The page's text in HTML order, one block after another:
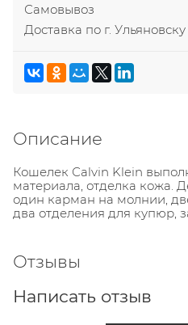
Самовывоз
Доставка по г. Ульяновску
Описание
Кошелек Сalvin Klein
материала, отделка кожа.
один карман на молнии,
два отделения для купюр,
Отзывы
Написать отзыв